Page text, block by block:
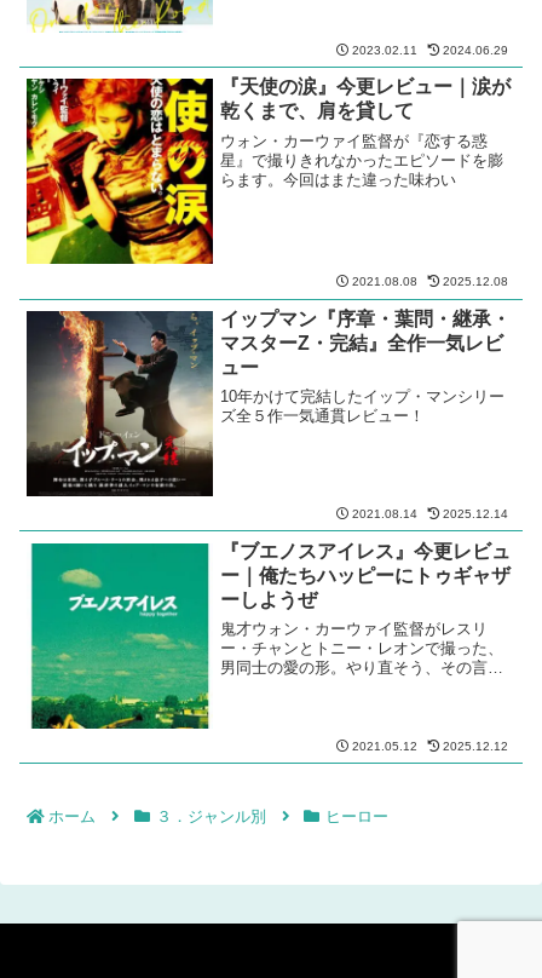
2023.02.11 2024.06.29
『天使の涙』今更レビュー｜涙が
乾くまで、肩を貸して
ウォン・カーウァイ監督が『恋する惑
星』で撮りきれなかったエピソードを膨
らます。今回はまた違った味わい
2021.08.08 2025.12.08
イップマン『序章・葉問・継承・
マスターZ・完結』全作一気レビ
ュー
10年かけて完結したイップ・マンシリー
ズ全５作一気通貫レビュー！
2021.08.14 2025.12.14
『ブエノスアイレス』今更レビュ
ー｜俺たちハッピーにトゥギャザ
ーしようぜ
鬼才ウォン・カーウァイ監督がレスリ
ー・チャンとトニー・レオンで撮った、
男同士の愛の形。やり直そう、その言葉
2021.05.12 2025.12.12
ホーム ３．ジャンル別 ヒーロー